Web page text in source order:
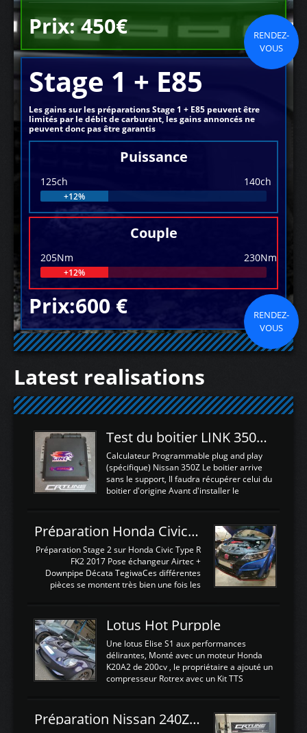
Prix: 450€
RENDEZ-
VOUS
Stage 1 + E85
Les gains sur les préparations Stage 1 + E85 peuvent être
limités par le débit de carburant, les gains annoncés ne
peuvent donc pas être garantis
Puissance
125ch 140ch
+12%
Couple
205Nm 230Nm
+12%
Prix:600 €
RENDEZ-
VOUS
Latest realisations
Test du boitier LINK 350Z Plugin ECU
Calculateur Programmable plug and play
(spécifique) Nissan 350Z Le boitier arrive
sans le support, Il faudra récupérer celui du
boitier d'origine Avant d'installer le
d'envoyer l'information de la large bande
dans le boitier. sydney sweeney deepfake
La sortie 0-5V de l'afr sera connectée sur
l'entrée AN Volt 8 et GndAN pour
Analogique, et Volt car l'information est une
tension (Pas une résistance variable d'un
est temps de brancher le ...
Préparation Honda Civic Type R FK2
Préparation Stage 2 sur Honda Civic Type R
FK2 2017 Pose échangeur Airtec +
Downpipe Décata TegiwaCes différentes
pièces se montent très bien une fois les
légere découpe du plastique inferieur,
negénant en rien la structure ou le
fonctionnement du fond plat. Une
reprogrammation Stage 2 est faite sur le
calculateur d'origine. Une alternative
économique au passage sur Hondata
d'origine 310cv et 400Nn , Une fois
reprogrammé et les ...
Lotus Hot Purpple
Une lotus Elise S1 aux performances
délirantes, Monté avec un moteur Honda
K20A2 de 200cv , le propriétaire a ajouté un
compresseur Rotrex avec un Kit TTS
d'augmenter la puissance de son moteur:
un watercooler a été ajouté. 300Cv sans
Préparation Nissan 240Z SR20DET